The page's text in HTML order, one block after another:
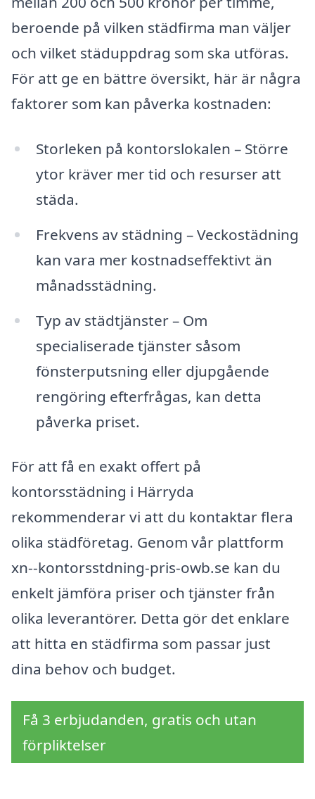
beroende på vilken städfirma man väljer
och vilket städuppdrag som ska utföras.
För att ge en bättre översikt, här är några
faktorer som kan påverka kostnaden:
Storleken på kontorslokalen – Större
ytor kräver mer tid och resurser att
städa.
Frekvens av städning – Veckostädning
kan vara mer kostnadseffektivt än
månadsstädning.
Typ av städtjänster – Om
specialiserade tjänster såsom
fönsterputsning eller djupgående
rengöring efterfrågas, kan detta
påverka priset.
För att få en exakt offert på
kontorsstädning i Härryda
rekommenderar vi att du kontaktar flera
olika städföretag. Genom vår plattform
xn--kontorsstdning-pris-owb.se kan du
enkelt jämföra priser och tjänster från
olika leverantörer. Detta gör det enklare
att hitta en städfirma som passar just
dina behov och budget.
Få 3 erbjudanden, gratis och utan
förpliktelser